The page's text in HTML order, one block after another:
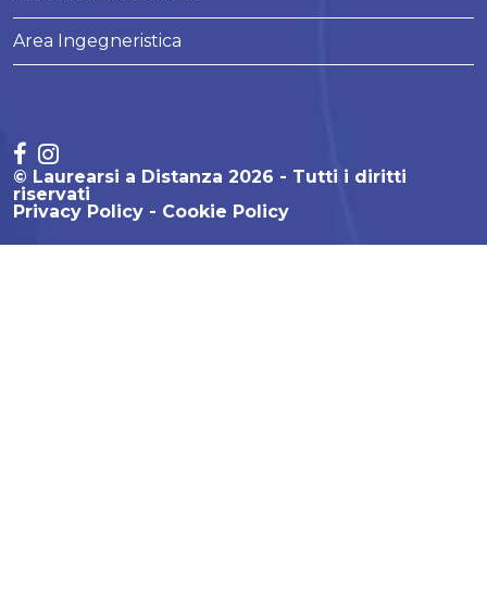
Area Ingegneristica
© Laurearsi a Distanza 2026 - Tutti i diritti
riservati
Privacy Policy
Cookie Policy